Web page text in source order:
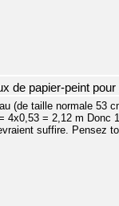
de papier-peint pour
(de taille normale 53
4x0,53 = 2,12 m Donc
suffire. Pensez